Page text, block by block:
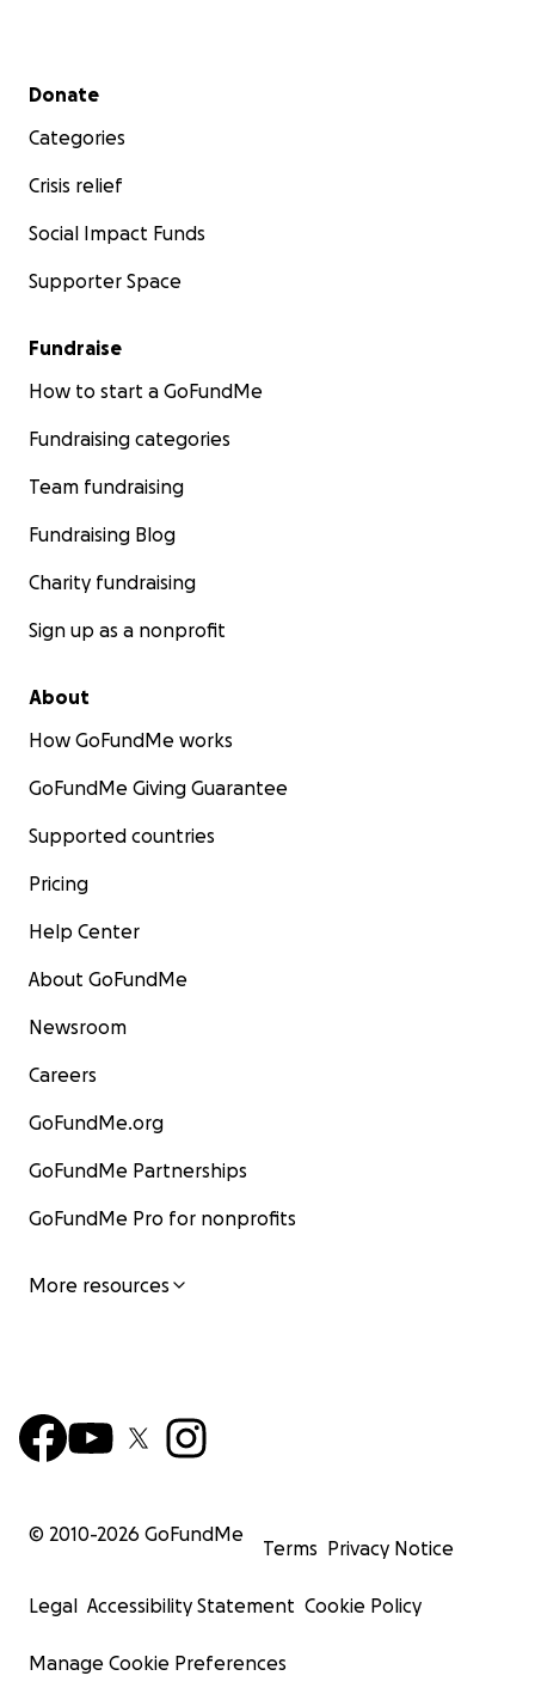
Secondary menu
Donate
Categories
Crisis relief
Social Impact Funds
Supporter Space
Fundraise
How to start a GoFundMe
Fundraising categories
Team fundraising
Fundraising Blog
Charity fundraising
Sign up as a nonprofit
About
How GoFundMe works
GoFundMe Giving Guarantee
Supported countries
Pricing
Help Center
About GoFundMe
Newsroom
Careers
GoFundMe.org
GoFundMe Partnerships
GoFundMe Pro for nonprofits
More resources
© 2010-2026 GoFundMe
Terms Privacy Notice
Legal Accessibility Statement Cookie Policy
Manage Cookie Preferences